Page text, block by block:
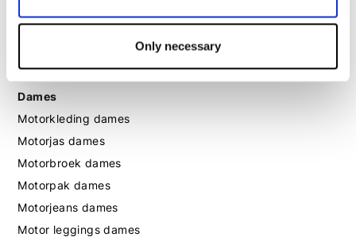
Only necessary
Motorlaarzen heren
Motorschoenen heren
Dames
Motorkleding dames
Motorjas dames
Motorbroek dames
Motorpak dames
Motorjeans dames
Motor leggings dames